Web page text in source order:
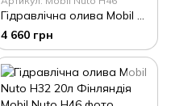
Гідравлічна олива Mobil Nuto H68 20л Фінляндія
4 660 грн